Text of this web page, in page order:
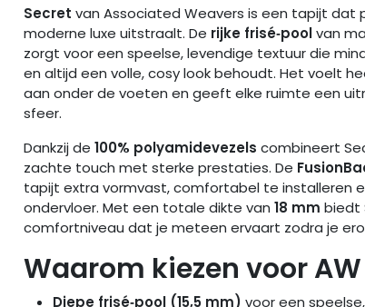
Secret van Associated Weavers is een tapijt dat
moderne luxe uitstraalt. De rijke frisé‑poolvan
zorgt voor een speelse, levendige textuur die
en altijd een volle, cosy look behoudt. Het voelt
aan onder de voeten en geeft elke ruimte een
sfeer.
Dankzij de 100% polyamidevezels combineert
zachte touch met sterke prestaties. De
tapijt extra vormvast, comfortabel te installeren
ondervloer. Met een totale dikte van 18 mm biedt
comfortniveau dat je meteen ervaart zodra je
Waarom kiezen voor
Diepe frisé‑pool (15,5 mm) voor een